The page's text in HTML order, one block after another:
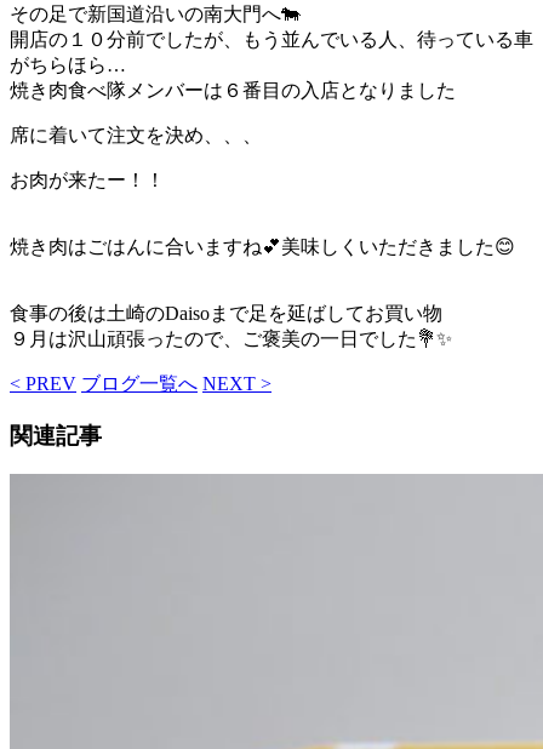
その足で新国道沿いの南大門へ🐄
開店の１０分前でしたが、もう並んでいる人、待っている車
がちらほら…
焼き肉食べ隊メンバーは６番目の入店となりました
席に着いて注文を決め、、、
お肉が来たー！！
焼き肉はごはんに合いますね💕美味しくいただきました😊
食事の後は土崎のDaisoまで足を延ばしてお買い物
９月は沢山頑張ったので、ご褒美の一日でした💐✨
< PREV ブログ一覧へ NEXT >
関連記事